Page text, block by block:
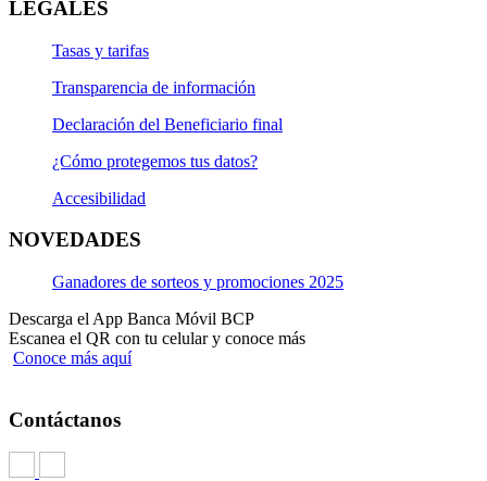
LEGALES
Tasas y tarifas
Transparencia de información
Declaración del Beneficiario final
¿Cómo protegemos tus datos?
Accesibilidad
NOVEDADES
Ganadores de sorteos y promociones 2025
Descarga el App Banca Móvil BCP
Escanea el QR con tu celular y conoce más
Conoce más aquí
Contáctanos